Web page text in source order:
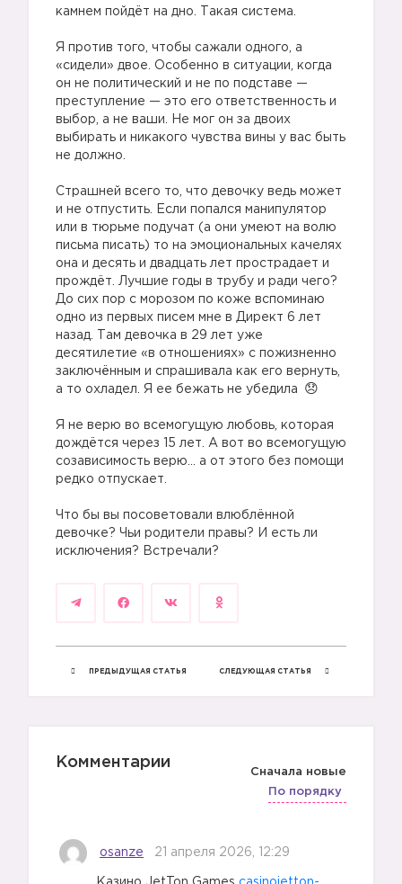
камнем пойдёт на дно. Такая система.
Я против того, чтобы сажали одного, а
«сидели» двое. Особенно в ситуации, когда
он не политический и не по подставе —
преступление — это его ответственность и
выбор, а не ваши. Не мог он за двоих
выбирать и никакого чувства вины у вас быть
не должно.
Страшней всего то, что девочку ведь может
и не отпустить. Если попался манипулятор
или в тюрьме подучат (а они умеют на волю
письма писать) то на эмоциональных качелях
она и десять и двадцать лет прострадает и
прождёт. Лучшие годы в трубу и ради чего?
До сих пор с морозом по коже вспоминаю
одно из первых писем мне в Директ 6 лет
назад. Там девочка в 29 лет уже
десятилетие «в отношениях» с пожизненно
заключённым и спрашивала как его вернуть,
а то охладел. Я ее бежать не убедила
Я не верю во всемогущую любовь, которая
дождётся через 15 лет. А вот во всемогущую
созависимость верю… а от этого без помощи
редко отпускает.
Что бы вы посоветовали влюблённой
девочке? Чьи родители правы? И есть ли
исключения? Встречали?
ПРЕДЫДУЩАЯ СТАТЬЯ СЛЕДУЮЩАЯ СТАТЬЯ
Комментарии
Сначала новые
По порядку
osanze 21 апреля 2026, 12:29